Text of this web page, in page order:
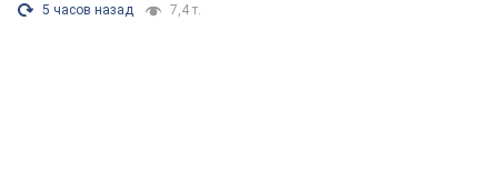
5 часов назад 7,4 т.